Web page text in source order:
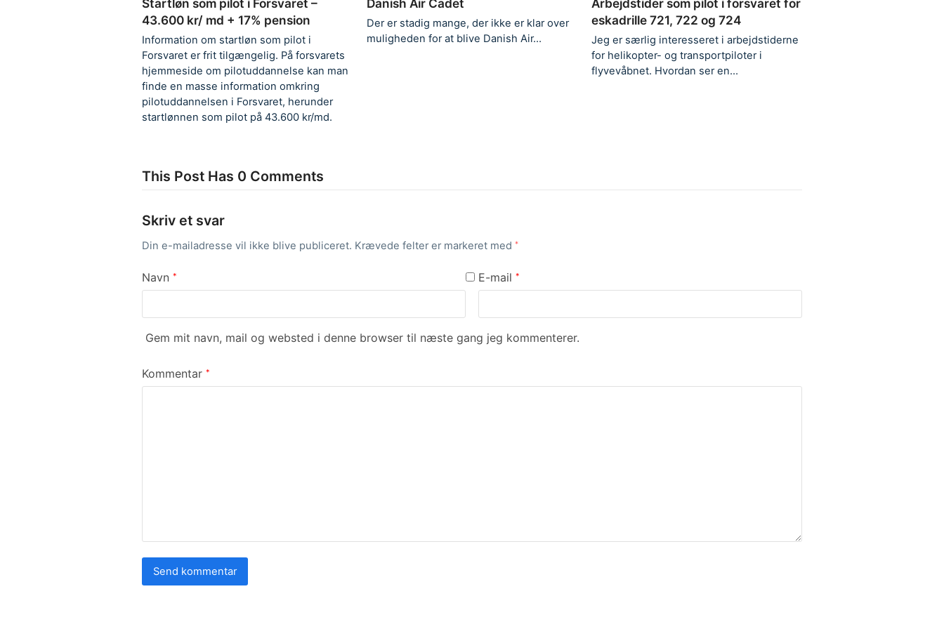
43.600 kr/ md + 17% pension
Information om startløn som pilot i
Forsvaret er frit tilgængelig. På forsvarets
hjemmeside om pilotuddannelse kan man
finde en masse information omkring
pilotuddannelsen i Forsvaret, herunder
startlønnen som pilot på 43.600 kr/md.
Der er stadig mange, der ikke er klar over
muligheden for at blive Danish Air…
eskadrille 721, 722 og 724
Jeg er særlig interesseret i arbejdstiderne
for helikopter- og transportpiloter i
flyvevåbnet. Hvordan ser en…
This Post Has 0 Comments
Skriv et svar
Din e-mailadresse vil ikke blive publiceret. Krævede felter er markeret med *
Navn * E-mail*
Gem mit navn, mail og websted i denne browser til næste gang jeg kommenterer.
Kommentar *